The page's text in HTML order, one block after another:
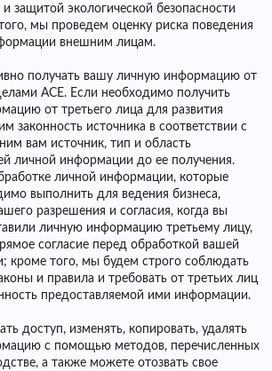
и защитой экологической безопасности
мы проведем оценку риска поведения
внешним лицам.
получать вашу личную информацию от
ACE. Если необходимо получить
от третьего лица для развития
законность источника в соответствии с
вам источник, тип и область
личной информации до ее получения.
личной информации, которые
выполнить для ведения бизнеса,
разрешения и согласия, когда вы
личную информацию третьему лицу,
согласие перед обработкой вашей
кроме того, мы будем строго соблюдать
и правила и требовать от третьих лиц
предоставляемой ими информации.
доступ, изменять, копировать, удалять
с помощью методов, перечисленных
а также можете отозвать свое